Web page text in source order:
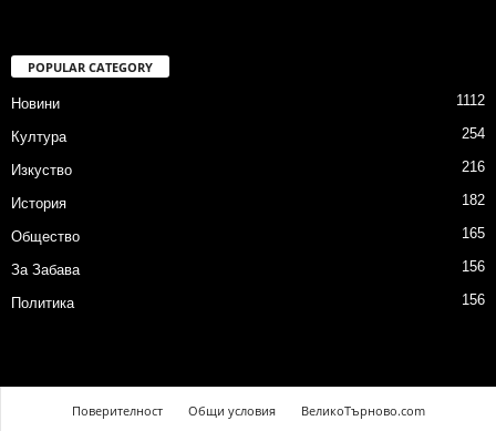
POPULAR CATEGORY
Новини 1112
Култура 254
Изкуство 216
История 182
Общество 165
За Забава 156
Политика 156
Поверителност Общи условия
ВеликоТърново.com